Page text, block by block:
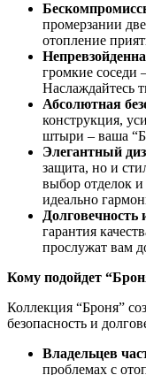
промерзании
отопление
громкие соседи
Наслаждайтесь
Абсолютная
конструкция,
штыри – ваша
Элегантный
защита, но и
выбор отделок
идеально
Долговечность
гарантия
прослужат вам
Кому подойдет
Коллекция “Броня”
безопасность и
Владельцев
проблемах с